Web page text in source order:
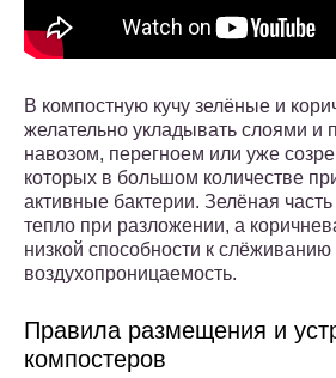
В компостную кучу зелёные и
желательно укладывать слоями и
навозом, перегноем или уже
которых в большом количестве
активные бактерии. Зелёная
тепло при разложении, а
низкой способности к слёживанию
воздухопроницаемость.
Правила размещения и
компостеров